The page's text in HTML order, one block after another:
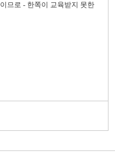
므로 - 한쪽이 교육받지 못한